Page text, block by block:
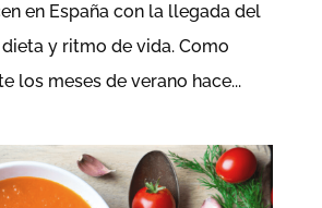
en España con la llegada del
y ritmo de vida. Como
los meses de verano hace...